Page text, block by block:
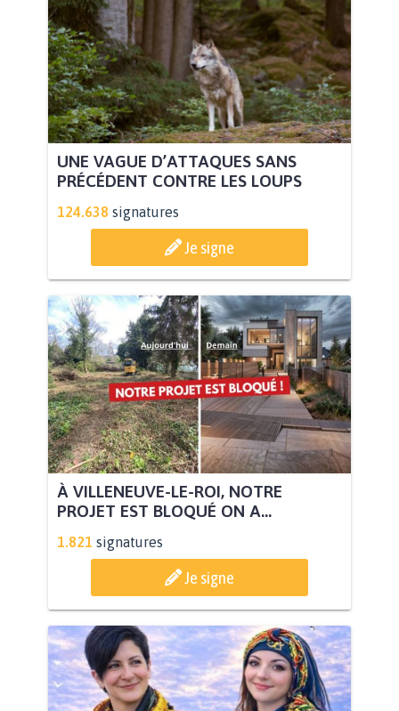
UNE VAGUE D’ATTAQUES SANS
PRÉCÉDENT CONTRE LES LOUPS
124.638 signatures
Je signe
À VILLENEUVE-LE-ROI, NOTRE
PROJET EST BLOQUÉ ON A...
1.821 signatures
Je signe